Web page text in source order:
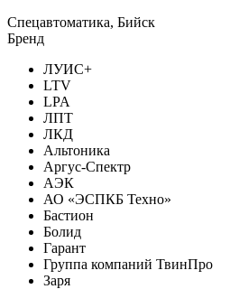
Спецавтоматика, Бийск
Бренд
ЛУИС+
LTV
LPA
ЛПТ
ЛКД
Альтоника
Аргус-Спектр
АЭК
АО «ЭСПКБ Техно»
Бастион
Болид
Гарант
Группа компаний ТвинПро
Заря